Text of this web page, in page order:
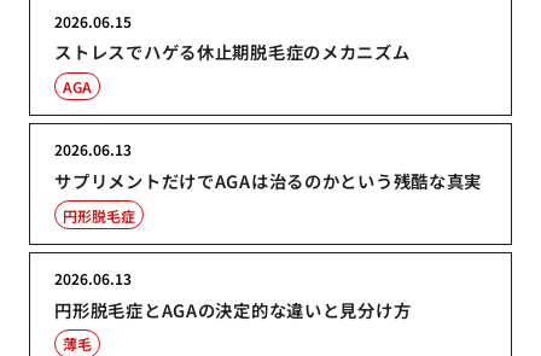
ストレスでハゲる休止期脱毛症のメカニズム
2026.06.15
AGA
サプリメントだけでAGAは治るのかという残酷な真実
2026.06.13
円形脱毛症
円形脱毛症とAGAの決定的な違いと見分け方
2026.06.13
薄毛